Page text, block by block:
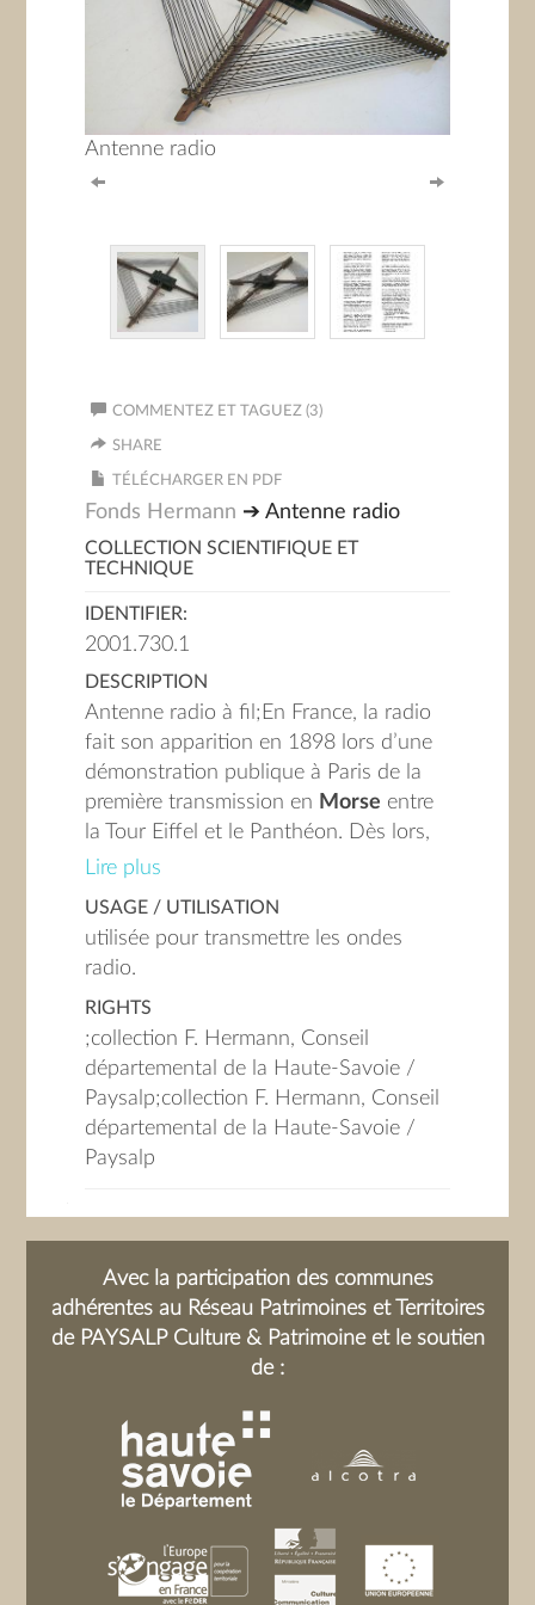
Antenne radio
COMMENTEZ ET TAGUEZ (3)
SHARE
TÉLÉCHARGER EN PDF
Fonds Hermann ➔ Antenne radio
COLLECTION SCIENTIFIQUE ET
TECHNIQUE
IDENTIFIER:
2001.730.1
DESCRIPTION
Antenne radio à fil; En France, la radio
fait son apparition en 1898 lors d’une
démonstration publique à Paris de la
première transmission en Morse entre
la Tour Eiffel et le Panthéon. Dès lors,
de nombreux scientifiques développent
Alexandre Popov (1859-1906), à qui
les liaisons à grande distance.
Lire plus
USAGE / UTILISATION
utilisée pour transmettre les ondes
radio.
RIGHTS
;collection F. Hermann, Conseil
départemental de la Haute-Savoie /
Paysalp;collection F. Hermann, Conseil
départemental de la Haute-Savoie /
Paysalp
Avec la participation des communes
adhérentes au Réseau Patrimoines et Territoires
de PAYSALP Culture & Patrimoine et le soutien
de :